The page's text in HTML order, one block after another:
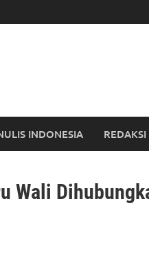
INDONESIA REDAKSI
Wali